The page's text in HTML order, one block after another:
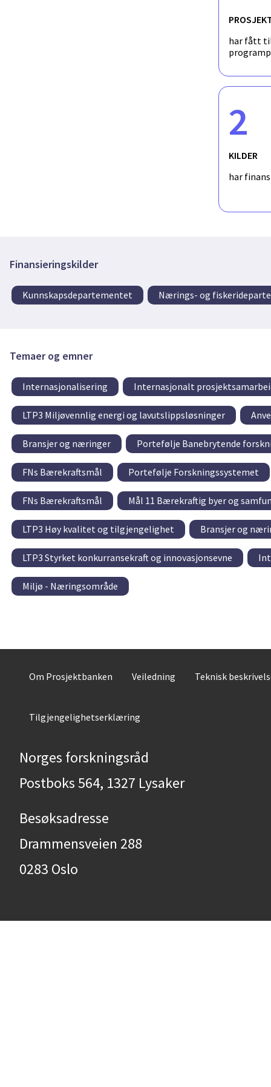
har fått
2
KILDER
har
Finansieringskilder
Kunnskapsdepartementet Nærings- og
Temaer og emner
Internasjonalisering Internasjonalt
LTP3 Miljøvennlig energi og lavutslippsløsninger
Bransjer og næringer Portefølje Banebrytende
FNs Bærekraftsmål Portefølje Forskningssystemet
FNs Bærekraftsmål Mål 11 Bærekraftig byer og
LTP3 Høy kvalitet og tilgjengelighet Bransjer og
LTP3 Styrket konkurransekraft og innovasjonsevne
Miljø - Næringsområde
Om Prosjektbanken Veiledning Teknisk
Tilgjengelighetserklæring
Norges forskningsråd
Postboks 564, 1327 Lysaker
Besøksadresse
Drammensveien 288
0283 Oslo